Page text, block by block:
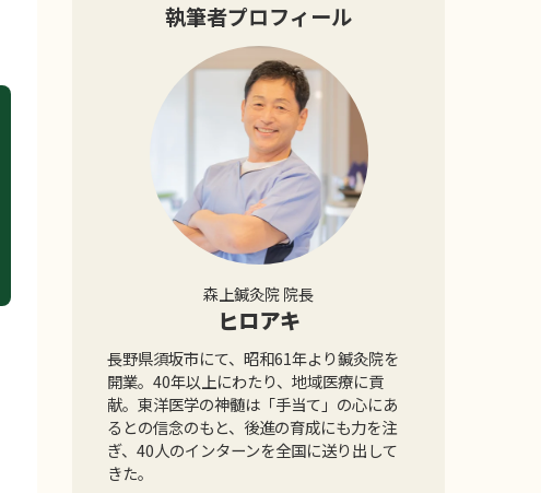
執筆者プロフィール
森上鍼灸院 院長
ヒロアキ
長野県須坂市にて、昭和61年より鍼灸院を
開業。40年以上にわたり、地域医療に貢
献。東洋医学の神髄は「手当て」の心にあ
るとの信念のもと、後進の育成にも力を注
ぎ、40人のインターンを全国に送り出して
きた。